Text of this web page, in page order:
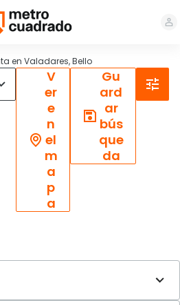
en Valadares, Bello
V
er
e
n
el
m
a
p
a
Gu
ard
ar
bús
que
da